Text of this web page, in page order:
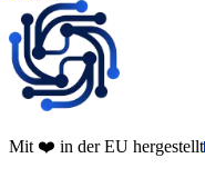
Mit ❤️ in der EU hergestellt